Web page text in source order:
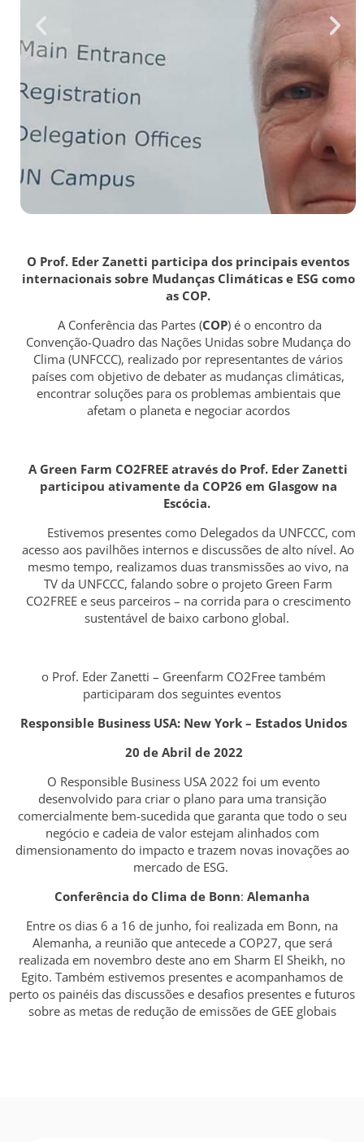
O Prof. Eder Zanetti participa dos principais eventos
internacionais sobre Mudanças Climáticas e ESG como
as COP.
A Conferência das Partes (COP) é o encontro da
Convenção-Quadro das Nações Unidas sobre Mudança do
Clima (UNFCCC), realizado por representantes de vários
países com objetivo de debater as mudanças climáticas,
encontrar soluções para os problemas ambientais que
afetam o planeta e negociar acordos
A Green Farm CO2FREE através do Prof. Eder Zanetti
participou ativamente da COP26 em Glasgow na
Escócia.
Estivemos presentes como Delegados da UNFCCC, com
acesso aos pavilhões internos e discussões de alto nível. Ao
mesmo tempo, realizamos duas transmissões ao vivo, na
TV da UNFCCC, falando sobre o projeto Green Farm
CO2FREE e seus parceiros – na corrida para o crescimento
sustentável de baixo carbono global.
o Prof. Eder Zanetti – Greenfarm CO2Free também
participaram dos seguintes eventos
Responsible Business USA: New York – Estados Unidos
20 de Abril de 2022
O Responsible Business USA 2022 foi um evento
desenvolvido para criar o plano para uma transição
comercialmente bem-sucedida que garanta que todo o seu
negócio e cadeia de valor estejam alinhados com
dimensionamento do impacto e trazem novas inovações ao
mercado de ESG.
Conferência do Clima de Bonn: Alemanha
Entre os dias 6 a 16 de junho, foi realizada em Bonn, na
Alemanha, a reunião que antecede a COP27, que será
realizada em novembro deste ano em Sharm El Sheikh, no
Egito. Também estivemos presentes e acompanhamos de
perto os painéis das discussões e desafios presentes e futuros
sobre as metas de redução de emissões de GEE globais